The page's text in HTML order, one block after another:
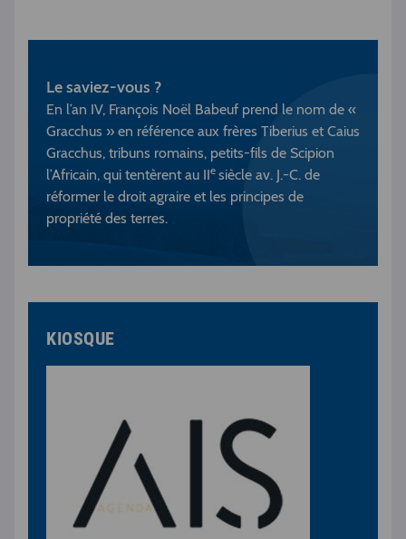
Le saviez-vous ?
En l’an IV, François Noël Babeuf prend le nom de «
Gracchus » en référence aux frères Tiberius et Caius
Gracchus, tribuns romains, petits-fils de Scipion
l’Africain, qui tentèrent au IIe siècle av. J.-C. de
réformer le droit agraire et les principes de
propriété des terres.
KIOSQUE